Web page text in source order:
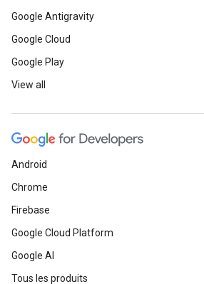
Google Antigravity
Google Cloud
Google Play
View all
Android
Chrome
Firebase
Google Cloud Platform
Google AI
Tous les produits